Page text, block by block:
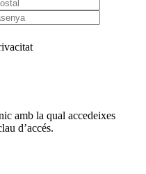
amb la qual accedeixes
d’accés.